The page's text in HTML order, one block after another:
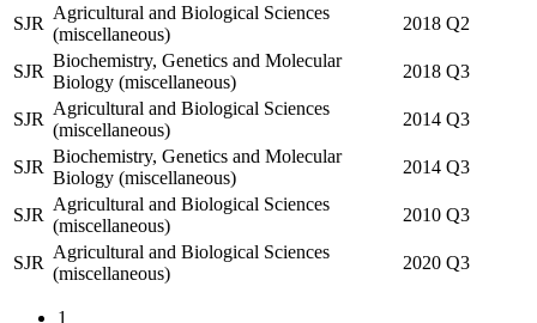
SJR
Agricultural and Biological Sciences
(miscellaneous)
2018 Q2
SJR
Biochemistry, Genetics and Molecular
Biology (miscellaneous)
2018 Q3
SJR
Agricultural and Biological Sciences
(miscellaneous)
2014 Q3
SJR
Biochemistry, Genetics and Molecular
Biology (miscellaneous)
2014 Q3
SJR
Agricultural and Biological Sciences
(miscellaneous)
2010 Q3
SJR
Agricultural and Biological Sciences
(miscellaneous)
2020 Q3
1